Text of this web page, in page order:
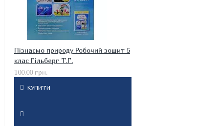
Пізнаємо природу Робочий зошит 5
клас Гільберг Т.Г.
100.00 грн.
КУПИТИ